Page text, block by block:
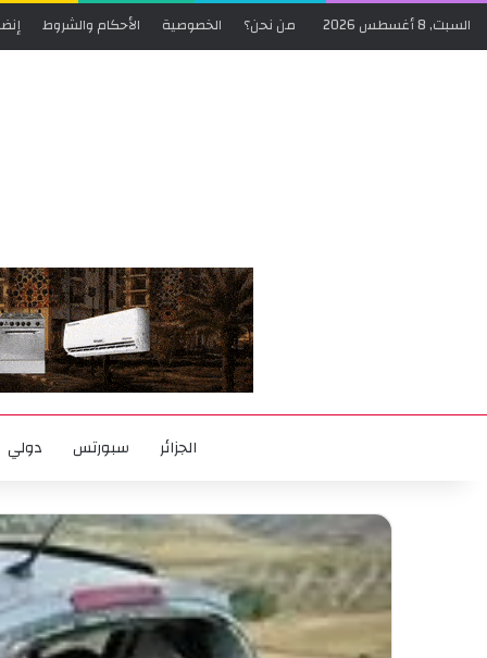
السبت, 8 أغسطس 2026 من نحن؟ الخصوصية الأحكام والشروط
الجزائر سبورتس دولي